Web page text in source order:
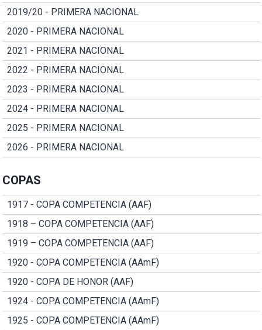
2019/20 - PRIMERA NACIONAL
2020 - PRIMERA NACIONAL
2021 - PRIMERA NACIONAL
2022 - PRIMERA NACIONAL
2023 - PRIMERA NACIONAL
2024 - PRIMERA NACIONAL
2025 - PRIMERA NACIONAL
2026 - PRIMERA NACIONAL
COPAS
1917 - COPA COMPETENCIA (AAF)
1918 – COPA COMPETENCIA (AAF)
1919 – COPA COMPETENCIA (AAF)
1920 - COPA COMPETENCIA (AAmF)
1920 - COPA DE HONOR (AAF)
1924 - COPA COMPETENCIA (AAmF)
1925 - COPA COMPETENCIA (AAmF)